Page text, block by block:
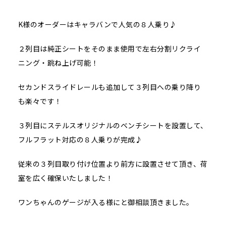
K様のオーダーはキャラバンで人気の８人乗り♪
２列目は純正シートをそのまま使用で左右分割リクライ
ニング・跳ね上げ可能！
セカンドスライドレールも追加して３列目への乗り降り
も楽々です！
３列目にステルスオリジナルのベンチシートを設置して、
フルフラット対応の８人乗りが完成♪
従来の３列目取り付け位置より前方に設置させて頂き、荷
室を広く確保いたしました！
ワンちゃんのゲージが入る様にと御相談頂きました。